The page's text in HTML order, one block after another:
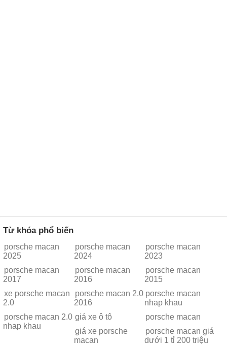
Từ khóa phổ biến
porsche macan
2025
porsche macan
2024
porsche macan
2023
porsche macan
2017
porsche macan
2016
porsche macan
2015
xe porsche macan
2.0
porsche macan 2.0
2016
porsche macan
nhap khau
porsche macan 2.0
nhap khau
giá xe ô tô
porsche macan
giá xe porsche
macan
porsche macan giá
dưới 1 tỉ 200 triệu